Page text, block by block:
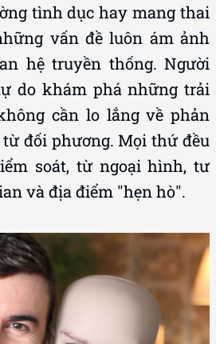
tình dục hay mang thai
vấn đề luôn ám ảnh
hệ truyền thống. Người
do khám phá những trải
cần lo lắng về phản
đối phương. Mọi thứ đều
soát, từ ngoại hình, tư
và địa điểm "hẹn hò".